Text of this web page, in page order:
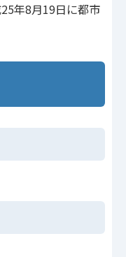
年8月19日に都市